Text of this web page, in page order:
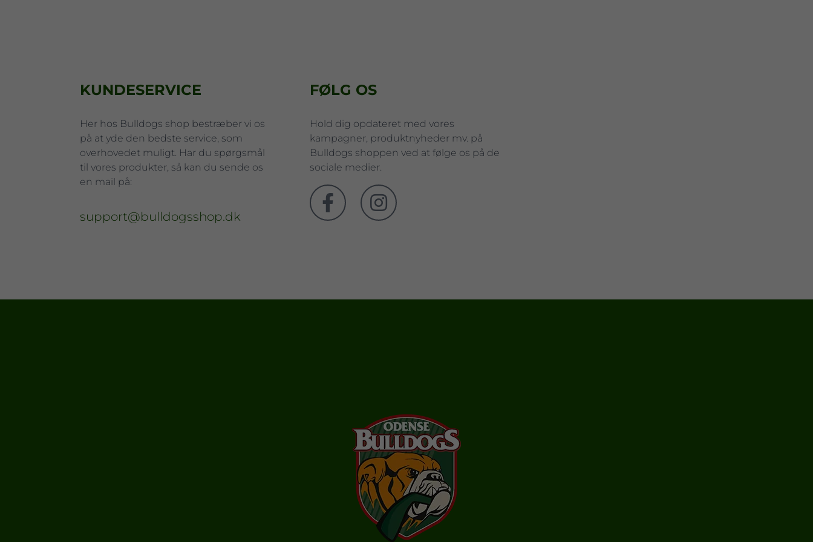
KUNDESERVICE
Her hos Bulldogs shop bestræber vi os
på at yde den bedste service, som
overhovedet muligt. Har du spørgsmål
til vores produkter, så kan du sende os
en mail på:
support@bulldogsshop.dk
FØLG OS
Hold dig opdateret med vores
kampagner, produktnyheder mv. på
Bulldogs shoppen ved at følge os på de
sociale medier.